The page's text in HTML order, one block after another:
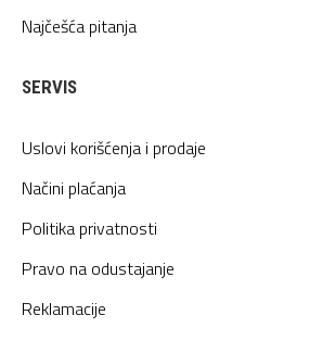
Najčešća pitanja
SERVIS
Uslovi korišćenja i prodaje
Načini plaćanja
Politika privatnosti
Pravo na odustajanje
Reklamacije